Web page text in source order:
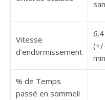
Vitesse
d’endormissement
% de Temps
passé en sommeil